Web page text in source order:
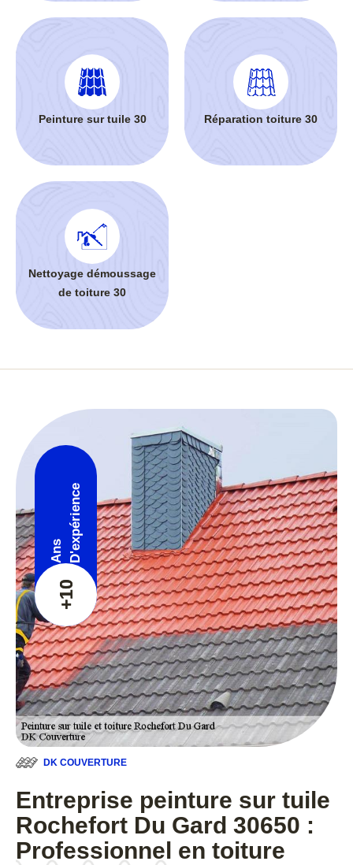
Peinture sur tuile 30 Réparation toiture 30
Nettoyage démoussage
de toiture 30
+10
Ans D'expérience
DK COUVERTURE
Entreprise peinture sur tuile
Rochefort Du Gard 30650 :
Professionnel en toiture